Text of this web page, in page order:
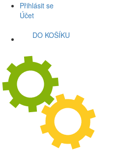
Přihlásit se
Účet
DO KOŠÍKU